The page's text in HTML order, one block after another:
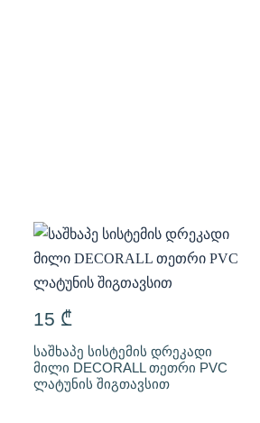
15 ₾
საშხაპე სისტემის დრეკადი
მილი DECORALL თეთრი PVC
ლატუნის შიგთავსით